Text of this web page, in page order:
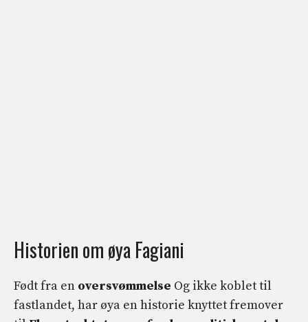
Historien om øya Fagiani
Født fra en oversvømmelse Og ikke koblet til
fastlandet, har øya en historie knyttet fremover